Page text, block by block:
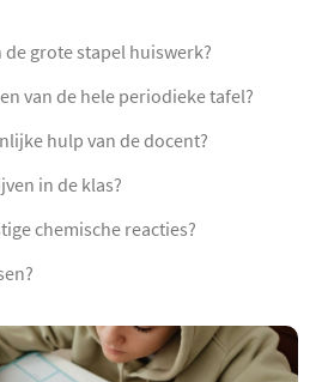
de grote stapel huiswerk?
van de hele periodieke tafel?
hulp van de docent?
in de klas?
chemische reacties?